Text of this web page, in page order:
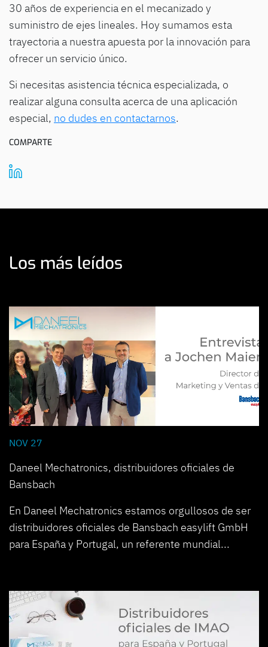
30 años de experiencia en el mecanizado y
suministro de ejes lineales. Hoy sumamos esta
trayectoria a nuestra apuesta por la innovación para
ofrecer un servicio único.
Si necesitas asistencia técnica especializada, o
realizar alguna consulta acerca de una aplicación
especial, no dudes en contactarnos.
COMPARTE
Los más leídos
NOV 27
Daneel Mechatronics, distribuidores oficiales de
Bansbach
En Daneel Mechatronics estamos orgullosos de ser
distribuidores oficiales de Bansbach easylift GmbH
para España y Portugal, un referente mundial...